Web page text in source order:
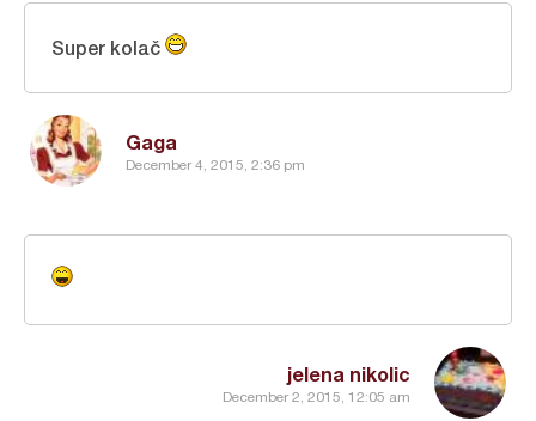
Gaga
December 4, 2015, 2:36 pm
Super kolač
jelena nikolic
December 2, 2015, 12:05 am